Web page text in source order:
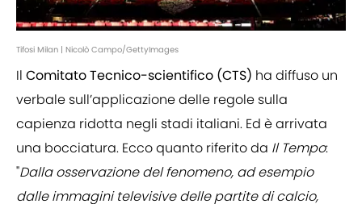
Tifosi Milan | Nicolò Campo/GettyImages
Il Comitato Tecnico-scientifico (CTS) ha diffuso un
verbale sull’applicazione delle regole sulla
capienza ridotta negli stadi italiani. Ed è arrivata
una bocciatura. Ecco quanto riferito da Il Tempo:
"Dalla osservazione del fenomeno, ad esempio
dalle immagini televisive delle partite di calcio,